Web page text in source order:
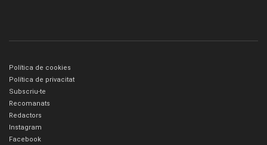
Política de cookies
Política de privacitat
Subscriu-te
Recomanats
Redactors
Instagram
Facebook